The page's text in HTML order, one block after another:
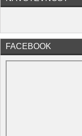
FACEBOOK